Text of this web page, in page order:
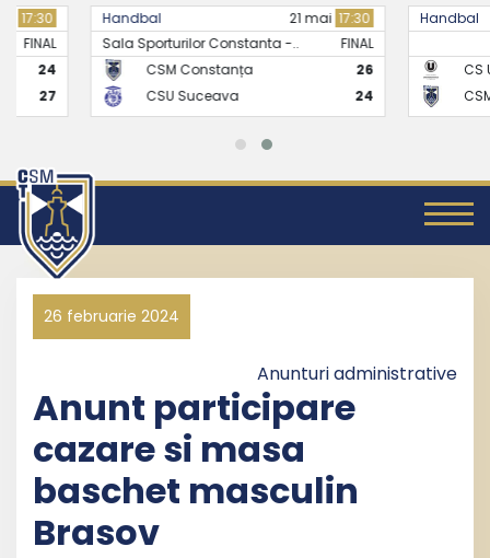
Handbal
17:30
Sala Sporturilor Constanta -..
FINAL
CSM Constanța
CSU Suceava
Handbal
CS
CSM
26 februarie 2024
Anunturi administrative
Anunt participare
cazare si masa
baschet masculin
Brasov